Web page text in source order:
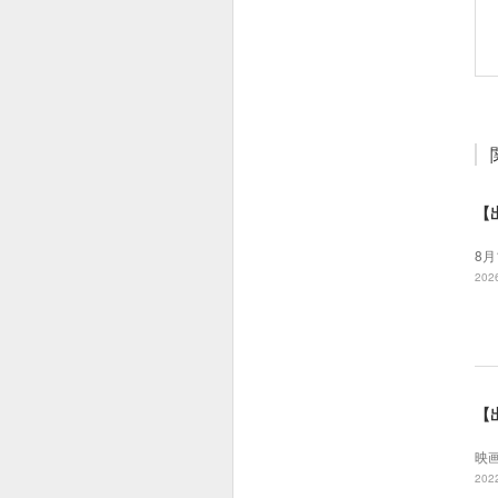
8
映